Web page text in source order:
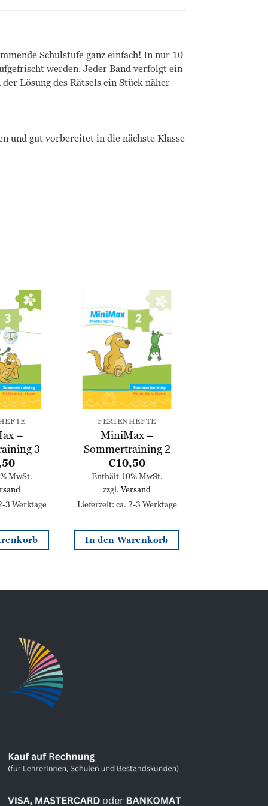
Schulstufe ganz einfach! In nur 10
werden. Jeder Band verfolgt ein
Lösung des Rätsels ein Stück näher
und gut vorbereitet in die nächste Klasse
Zur
Wunschliste
hinzufügen
–
3
MwSt.
3 Werktage
Zur
Wunschliste
hinzufügen
FERIENHEFTE
MiniMax –
Sommertraining 2
€10,50
Enthält 10% MwSt.
zzgl.Versand
Lieferzeit: ca. 2-3 Werktage
In den Warenkorb